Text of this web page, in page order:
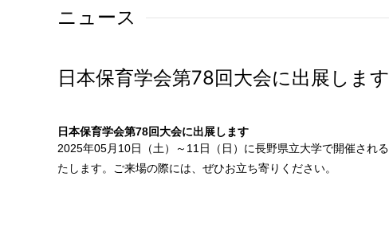
ニュース
日本保育学会第78回大会に出展します
日本保育学会第78回大会に出展します
2025年05月10日（土）～11日（日）に長野県立大学で開催される
たします。ご来場の際には、ぜひお立ち寄りください。